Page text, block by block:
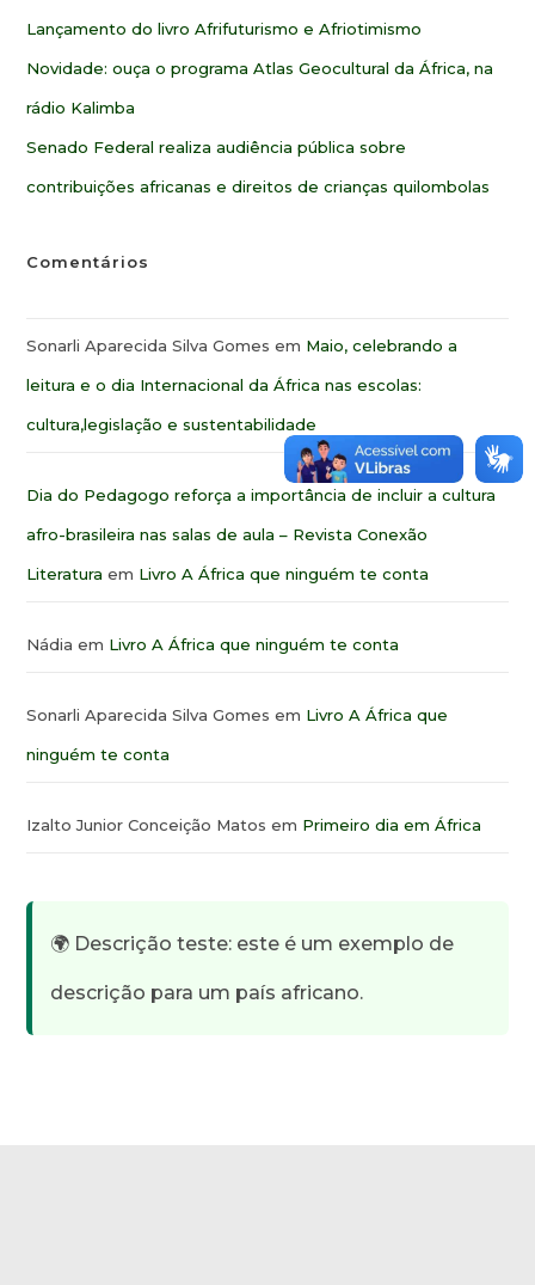
Lançamento do livro Afrifuturismo e Afriotimismo
Novidade: ouça o programa Atlas Geocultural da África, na
rádio Kalimba
Senado Federal realiza audiência pública sobre
contribuições africanas e direitos de crianças quilombolas
Comentários
Sonarli Aparecida Silva Gomes em Maio, celebrando a
leitura e o dia Internacional da África nas escolas:
cultura,legislação e sustentabilidade
Dia do Pedagogo reforça a importância de incluir a cultura
afro-brasileira nas salas de aula – Revista Conexão
Literatura em Livro A África que ninguém te conta
Nádia em Livro A África que ninguém te conta
Sonarli Aparecida Silva Gomes em Livro A África que
ninguém te conta
Izalto Junior Conceição Matos em Primeiro dia em África
🌍 Descrição teste: este é um exemplo de
descrição para um país africano.